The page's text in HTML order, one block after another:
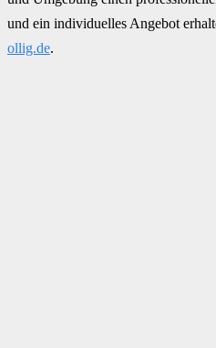
und ein individuelles Angebot
ollig.de.